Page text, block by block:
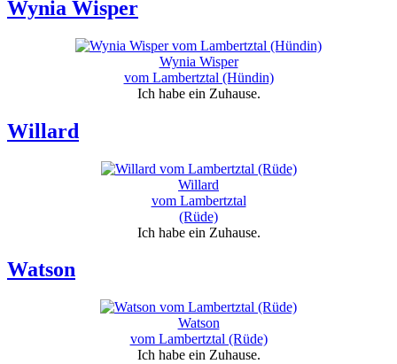
Wynia Wisper
Wynia Wisper
vom Lambertztal (Hündin)
Ich habe ein Zuhause.
Willard
Willard
vom Lambertztal
(Rüde)
Ich habe ein Zuhause.
Watson
Watson
vom Lambertztal (Rüde)
Ich habe ein Zuhause.